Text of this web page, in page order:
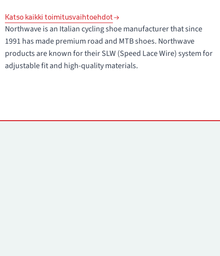
Katso kaikki toimitusvaihtoehdot
Northwave is an Italian cycling shoe manufacturer that since
1991 has made premium road and MTB shoes. Northwave
products are known for their SLW (Speed Lace Wire) system for
adjustable fit and high-quality materials.